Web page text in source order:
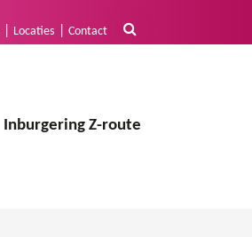
Locaties Contact
Inburgering Z-route